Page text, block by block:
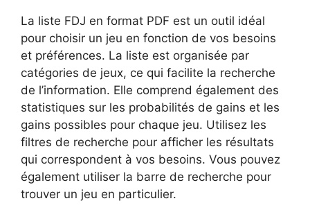
La liste FDJ en format PDF est un outil idéal
pour choisir un jeu en fonction de vos besoins
et préférences. La liste est organisée par
catégories de jeux, ce qui facilite la recherche
de l’information. Elle comprend également des
statistiques sur les probabilités de gains et les
gains possibles pour chaque jeu. Utilisez les
filtres de recherche pour afficher les résultats
qui correspondent à vos besoins. Vous pouvez
également utiliser la barre de recherche pour
trouver un jeu en particulier.